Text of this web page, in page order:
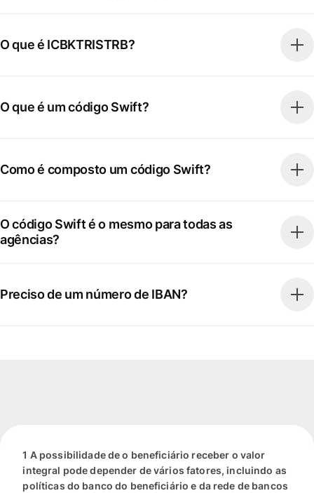
O que é ICBKTRISTRB?
O que é um código Swift?
Como é composto um código Swift?
O código Swift é o mesmo para todas as
agências?
Preciso de um número de IBAN?
1 A possibilidade de o beneficiário receber o valor
integral pode depender de vários fatores, incluindo as
políticas do banco do beneficiário e da rede de bancos